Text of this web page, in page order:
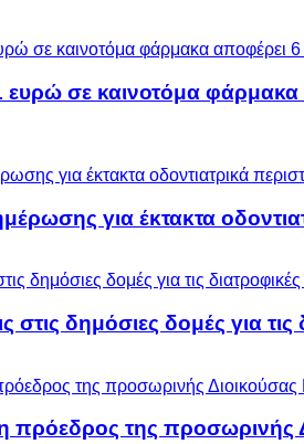
σε καινοτόμα φάρμακα
για έκτακτα
στις δημόσιες δομές για
της προσωρινής